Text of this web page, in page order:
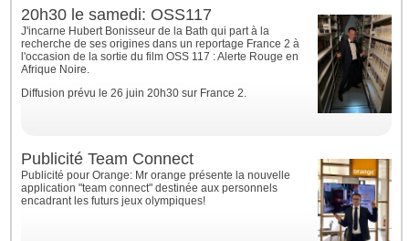
20h30 le samedi: OSS117
J'incarne Hubert Bonisseur de la Bath qui part à la
recherche de ses origines dans un reportage France 2 à
l'occasion de la sortie du film OSS 117 : Alerte Rouge en
Afrique Noire.
Diffusion prévu le 26 juin 20h30 sur France 2.
Publicité Team Connect
Publicité pour Orange: Mr orange présente la nouvelle
application "team connect" destinée aux personnels
encadrant les futurs jeux olympiques!